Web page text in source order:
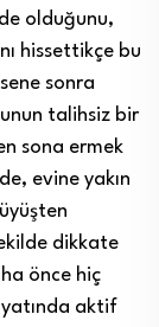
olduğunu,
hissettikçe bu
sonra
talihsiz bir
sona ermek
evine yakın
dikkate
önce hiç
aktif